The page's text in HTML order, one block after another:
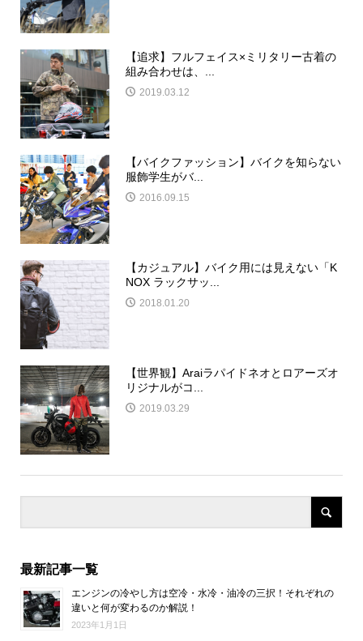
【追求】フルフェイス×ミリタリー古着の
組み合わせは、...
2019.03.12
【バイクファッション】バイクを知らない
服飾学生がバ...
2016.09.15
【カジュアル】バイク用には見えない「K
NOX ラックサッ...
2018.01.20
【世界観】Araiラパイドネオとロアーズオ
リジナルがコ...
2019.03.29
最新記事一覧
エンジンの冷やし方は空冷・水冷・油冷の三択！それぞれの
違いと何が変わるのか解説！
2023年1月1日